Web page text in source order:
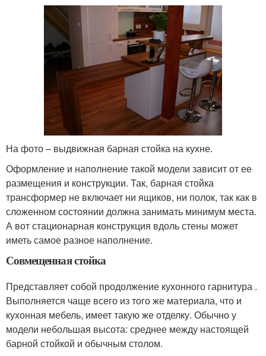
На фото – выдвижная барная стойка на кухне.
Оформление и наполнение такой модели зависит от ее
размещения и конструкции. Так, барная стойка
трансформер не включает ни ящиков, ни полок, так как в
сложенном состоянии должна занимать минимум места.
А вот стационарная конструкция вдоль стены может
иметь самое разное наполнение.
Совмещенная стойка
Представляет собой продолжение кухонного гарнитура .
Выполняется чаще всего из того же материала, что и
кухонная мебель, имеет такую же отделку. Обычно у
модели небольшая высота: среднее между настоящей
барной стойкой и обычным столом.